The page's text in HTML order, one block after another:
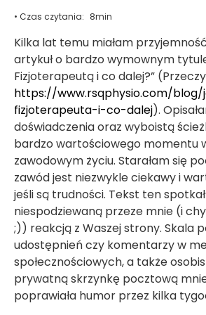
• Czas czytania: 8min
Kilka lat temu miałam
artykuł o bardzo wymownym
Fizjoterapeutą i co dalej?”
https://www.rsqphysio.com/
fizjoterapeuta-i-co-dalej).
doświadczenia oraz wyboistą
bardzo wartościowego momentu
zawodowym życiu. Starałam się
zawód jest niezwykle ciekawy i
jeśli są trudności. Tekst ten spotkał
niespodziewaną przeze mnie (i
;)) reakcją z Waszej strony. Skala
udostępnień czy komentarzy w
społecznościowych, a także
prywatną skrzynkę pocztową
poprawiała humor przez kilka